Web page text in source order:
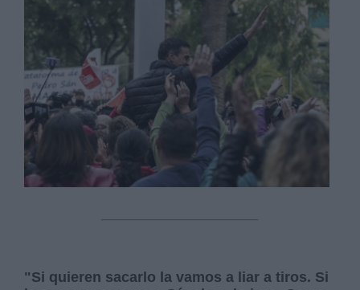
"Si quieren sacarlo la vamos a liar a tiros. Si
Derechos:
link
Información adicional
link